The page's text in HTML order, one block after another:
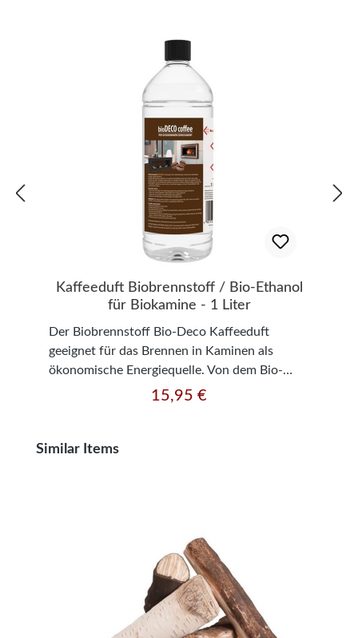
Kaffeeduft Biobrennstoff / Bio-Ethanol
für Biokamine - 1 Liter
Der Biobrennstoff Bio-Deco Kaffeeduft
geeignet für das Brennen in Kaminen als
ökonomische Energiequelle. Von dem Bio-
Ethanol entweicht kein Geruch und kein
und attestiert. 1 Liter Brennstoff verbrennt
Regulärer Preis:
15,95 €
Produktgalerie überspringen
Similar Items